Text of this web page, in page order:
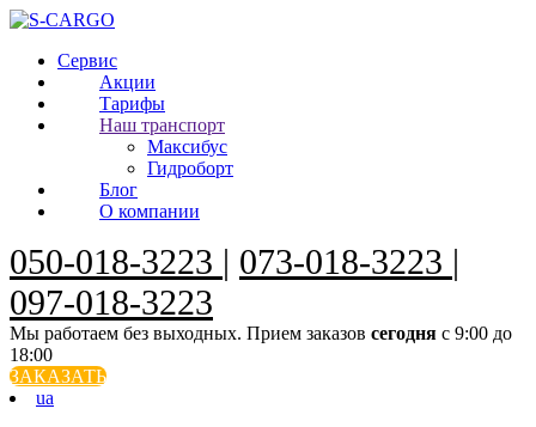
Сервис
Акции
Тарифы
Наш транспорт
Максибус
Гидроборт
Блог
О компании
050-018-3223 | 073-018-3223 |
097-018-3223
Мы работаем без выходных. Прием заказов сегодня с 9:00 до
18:00
ЗАКАЗАТЬ
ua